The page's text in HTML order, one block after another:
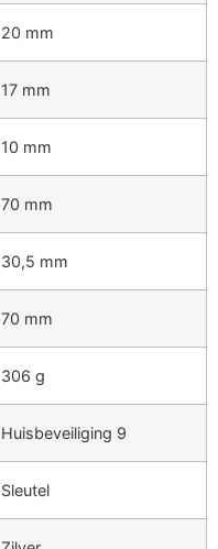
20 mm
17 mm
10 mm
70 mm
30,5 mm
70 mm
306 g
Huisbeveiliging 9
Sleutel